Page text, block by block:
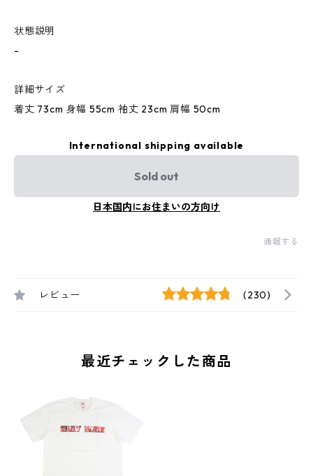
状態説明
-
詳細サイズ
着丈 73cm 身幅 55cm 袖丈 23cm 肩幅 50cm
International shipping available
Sold out
日本国内にお住まいの方向け
通報する
レビュー (230)
最近チェックした商品